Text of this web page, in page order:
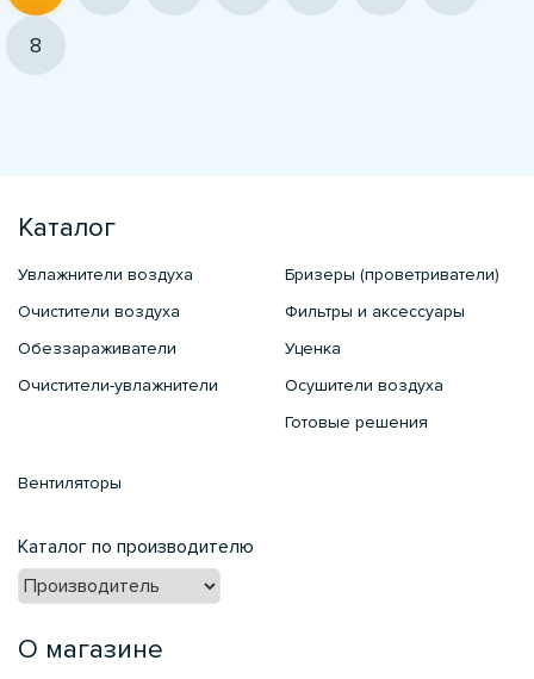
8
Каталог
Увлажнители воздуха
Очистители воздуха
Обеззараживатели
Очистители-увлажнители
Бризеры (проветриватели)
Фильтры и аксессуары
Уценка
Осушители воздуха
Готовые решения
Вентиляторы
Каталог по производителю
О магазине